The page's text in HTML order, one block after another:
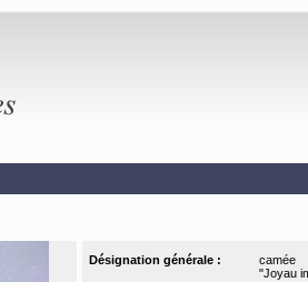
Désignation générale :
camée
"Joyau